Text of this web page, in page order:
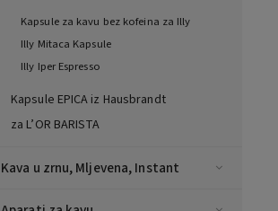
Kapsule za kavu bez kofeina za Illy
Illy Mitaca Kapsule
Illy Iper Espresso
Kapsule EPICA iz Hausbrandt
za L’OR BARISTA
Kava u zrnu, Mljevena, Instant